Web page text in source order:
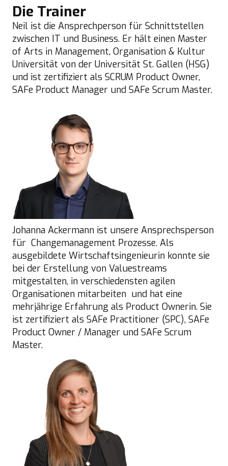
Die Trainer
Neil ist die Ansprechperson für Schnittstellen
zwischen IT und Business. Er hält einen Master
of Arts in Management, Organisation & Kultur
Universität von der Universität St. Gallen (HSG)
und ist zertifiziert als SCRUM Product Owner,
SAFe Product Manager und SAFe Scrum Master.
Johanna Ackermann ist unsere Ansprechsperson
für Changemanagement Prozesse. Als
ausgebildete Wirtschaftsingenieurin konnte sie
bei der Erstellung von Valuestreams
mitgestalten, in verschiedensten agilen
Organisationen mitarbeiten und hat eine
mehrjährige Erfahrung als Product Ownerin. Sie
ist zertifiziert als SAFe Practitioner (SPC), SAFe
Product Owner / Manager und SAFe Scrum
Master.